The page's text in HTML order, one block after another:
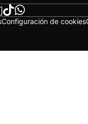
Configuración de cookies